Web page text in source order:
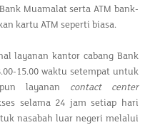
Muamalat serta ATM bank-
kartu ATM seperti biasa.
layanan kantor cabang Bank
15.00 waktu setempat untuk
layanan contact center
selama 24 jam setiap hari
nasabah luar negeri melalui